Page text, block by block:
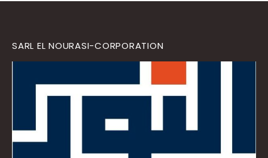
SARL EL NOURASI-CORPORATION